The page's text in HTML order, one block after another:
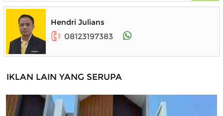
Hendri Julians
08123197383
IKLAN LAIN YANG SERUPA